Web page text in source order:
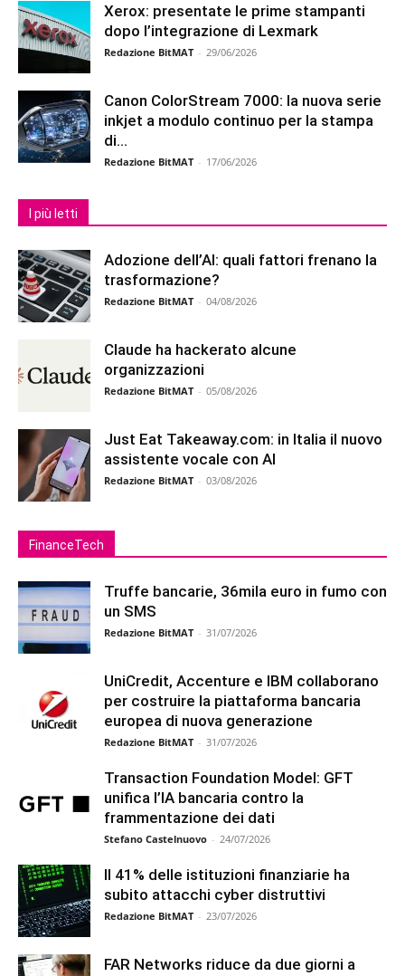
Xerox: presentate le prime stampanti
dopo l’integrazione di Lexmark
Redazione BitMAT - 29/06/2026
Canon ColorStream 7000: la nuova serie
inkjet a modulo continuo per la stampa
di...
Redazione BitMAT - 17/06/2026
I più letti
Adozione dell’AI: quali fattori frenano la
trasformazione?
Redazione BitMAT - 04/08/2026
Claude ha hackerato alcune
organizzazioni
Redazione BitMAT - 05/08/2026
Just Eat Takeaway.com: in Italia il nuovo
assistente vocale con AI
Redazione BitMAT - 03/08/2026
FinanceTech
Truffe bancarie, 36mila euro in fumo con
un SMS
Redazione BitMAT - 31/07/2026
UniCredit, Accenture e IBM collaborano
per costruire la piattaforma bancaria
europea di nuova generazione
Redazione BitMAT - 31/07/2026
Transaction Foundation Model: GFT
unifica l’IA bancaria contro la
frammentazione dei dati
Stefano Castelnuovo - 24/07/2026
Il 41% delle istituzioni finanziarie ha
subito attacchi cyber distruttivi
Redazione BitMAT - 23/07/2026
FAR Networks riduce da due giorni a